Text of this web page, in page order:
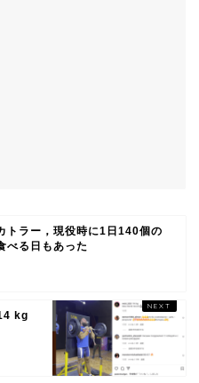
トラー，現役時に1日140個の
べる日もあった
kg